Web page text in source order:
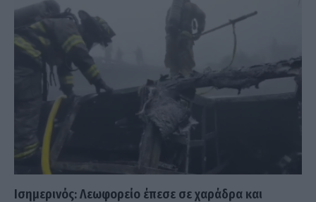
Ισημερινός: Λεωφορείο έπεσε σε χαράδρα και